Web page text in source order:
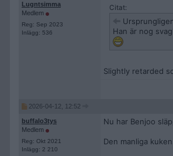
Lugntsimma
Medlem
Reg: Sep 2023
Inlägg: 536
Citat:
Han är nog
Slightly retarded
2026-04-12, 12:52
buffalo3tys
Medlem
Reg: Okt 2021
Inlägg: 2 210
Nu har Benjoo
Den manliga kuken.